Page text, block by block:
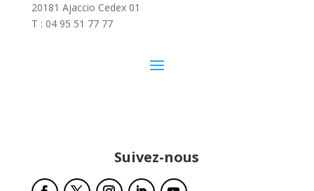
20181 Ajaccio Cedex 01
T : 04 95 51 77 77
Suivez-nous